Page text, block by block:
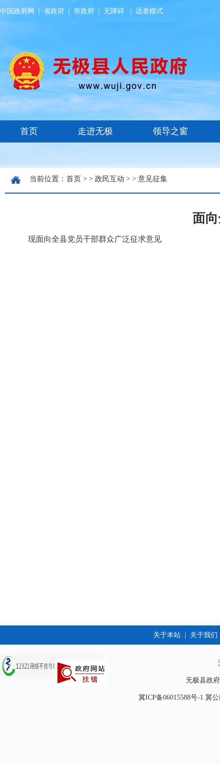
中国政府网 省政府 市政府 无障碍 适老模式
当前位置： 首页 > > 政民互动 > > 意见征集
面
现面向全县党员干部群众广泛征求意见